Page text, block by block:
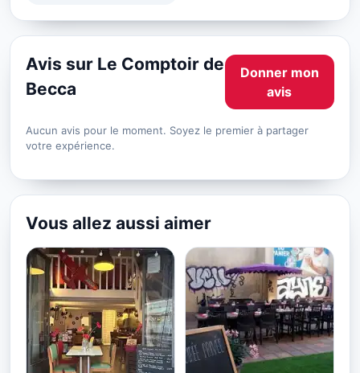
Avis sur Le Comptoir de
Becca
Donner mon
avis
Aucun avis pour le moment. Soyez le premier à partager
votre expérience.
Vous allez aussi aimer